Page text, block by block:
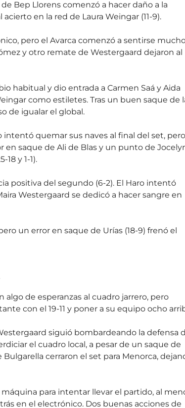
Bep Llorens comenzó a hacer daño a la
en la red de Laura Weingar (11-9).
pero el Avarca comenzó a sentirse
y otro remate de Westergaard dejaron al
habitual y dio entrada a Carmen Saá y Aida
como estiletes. Tras un buen saque de
de igualar el global.
intentó quemar sus naves al final del set, pero
en saque de Ali de Blas y un punto de
y 1-1).
positiva del segundo (6-2). El Haro intentó
Westergaard se dedicó a hacer sangre en
un error en saque de Urías (18-9) frenó el
de esperanzas al cuadro jarrero, pero
con el 19-11 y poner a su equipo ocho
siguió bombardeando la defensa
el cuadro local, a pesar de un saque de
cerraron el set para Menorca,
para intentar llevar el partido, al
en el electrónico. Dos buenas acciones de